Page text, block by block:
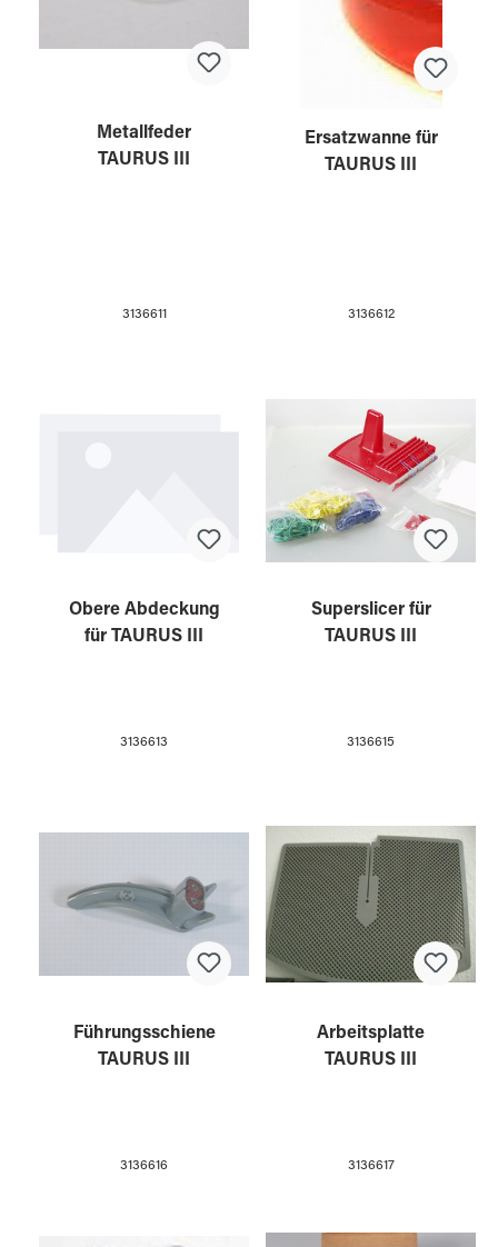
Metallfeder
TAURUS III
3136611
Ersatzwanne für
TAURUS III
3136612
Obere Abdeckung
für TAURUS III
3136613
Superslicer für
TAURUS III
3136615
Führungsschiene
TAURUS III
3136616
Arbeitsplatte
TAURUS III
3136617